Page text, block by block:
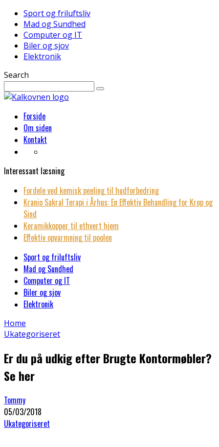
Sport og friluftsliv
Mad og Sundhed
Computer og IT
Biler og sjov
Elektronik
Search
Forside
Om siden
Kontakt
Interessant læsning
Fordele ved kemisk peeling til hudforbedring
Kranio Sakral Terapi i Århus: En Effektiv Behandling for Krop og
Sind
Keramikkopper til ethvert hjem
Effektiv opvarmning til poolen
Sport og friluftsliv
Mad og Sundhed
Computer og IT
Biler og sjov
Elektronik
Home
Ukategoriseret
Er du på udkig efter Brugte Kontormøbler?
Se her
Tommy
05/03/2018
Ukategoriseret